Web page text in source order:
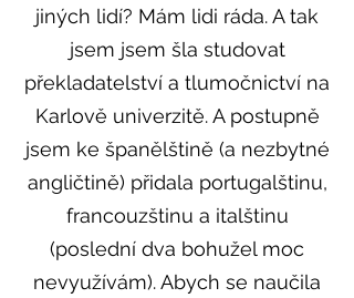
jiných lidí? Mám lidi ráda. A tak
jsem jsem šla studovat
překladatelství a tlumočnictví na
Karlově univerzitě. A postupně
jsem ke španělštině (a nezbytné
angličtině) přidala portugalštinu,
francouzštinu a italštinu
(poslední dva bohužel moc
nevyužívám). Abych se naučila